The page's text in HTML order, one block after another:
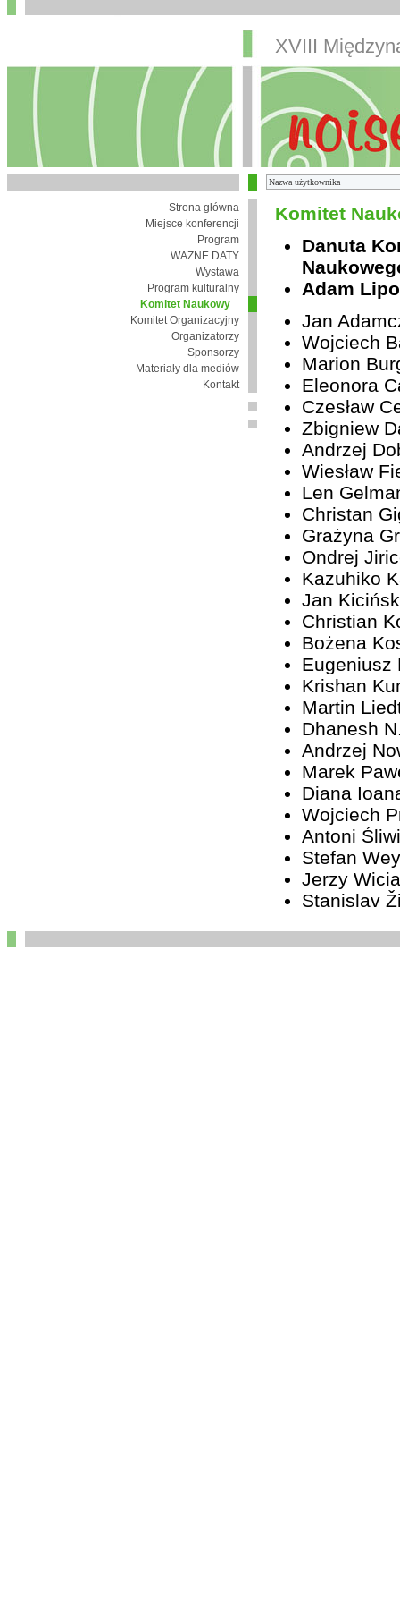
XVIII
Strona główna
Miejsce konferencji
Program
WAŻNE DATY
Wystawa
Program kulturalny
Komitet Naukowy
Komitet Organizacyjny
Organizatorzy
Sponsorzy
Materiały dla mediów
Kontakt
Komitet
Danuta
Adam
Jan
Wojciech
Marion
Eleonora
Czesław
Zbigniew
Andrzej
Wiesław
Len
Christan
Grażyna
Ondrej
Kazuhiko
Jan
Christian
Bożena
Eugeniusz
Krishan
Martin
Dhanesh
Andrzej
Marek
Diana
Wojciech
Antoni
Stefan
Jerzy
Stanislav